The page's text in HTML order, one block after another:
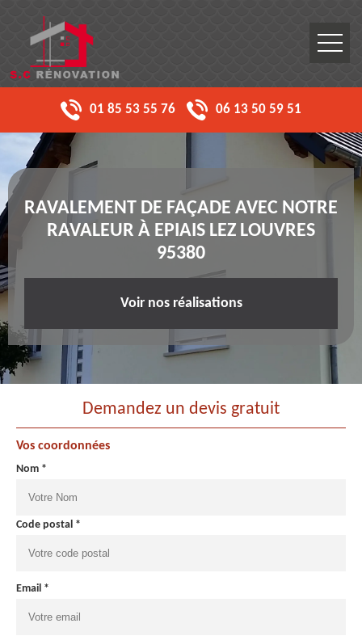
01 85 53 55 76 06 13 50 59 51
RAVALEMENT DE FAÇADE AVEC NOTRE
RAVALEUR À EPIAIS LEZ LOUVRES
95380
Voir nos réalisations
Demandez un devis gratuit
Vos coordonnées
Nom *
Code postal *
Email *